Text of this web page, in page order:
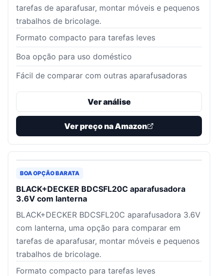
tarefas de aparafusar, montar móveis e pequenos
trabalhos de bricolage.
Formato compacto para tarefas leves
Boa opção para uso doméstico
Fácil de comparar com outras aparafusadoras
Ver análise
Ver preço na Amazon
BOA OPÇÃO BARATA
BLACK+DECKER BDCSFL20C aparafusadora
3.6V com lanterna
BLACK+DECKER BDCSFL20C aparafusadora 3.6V
com lanterna, uma opção para comparar em
tarefas de aparafusar, montar móveis e pequenos
trabalhos de bricolage.
Formato compacto para tarefas leves